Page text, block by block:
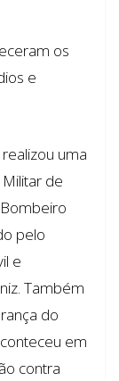
os
e
uma
de
pelo
e
Também
do
em
contra